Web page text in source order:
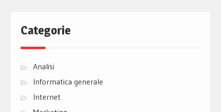
Categorie
Analisi
Informatica generale
Internet